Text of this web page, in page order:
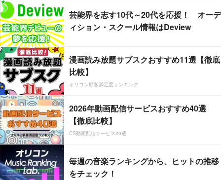
芸能界を志す10代～20代を応援！ オーデ
ィション・スクール情報はDeview
漫画読み放題サブスクおすすめ11選【徹底
比較】
オリコン顧客満足度ランキング
2026年動画配信サービスおすすめ40選
【徹底比較】
CS動画配信サービス20選
毎週の音楽ランキングから、ヒットの推移
をチェック！